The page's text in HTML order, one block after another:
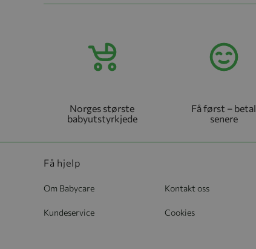
Norges største
babyutstyrkjede
Få først – betal
senere
Få hjelp
Om Babycare Kontakt oss
Kundeservice Cookies